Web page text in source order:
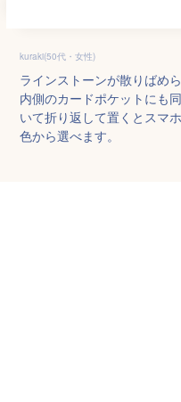
kuraki(50代・女性)
ラインストーンが散りばめ
内側のカードポケットにも
いて折り返して置くとスマ
色から選べます。